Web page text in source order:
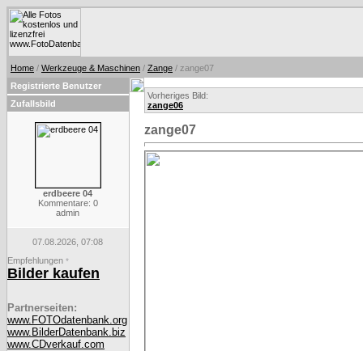
Home / Werkzeuge & Maschinen / Zange / zange07
Registrierte Benutzer
Zufallsbild
erdbeere 04
Kommentare: 0
admin
07.08.2026, 07:08
Empfehlungen *
Bilder kaufen
Partnerseiten:
www.FOTOdatenbank.org
www.BilderDatenbank.biz
www.CDverkauf.com
Vorheriges Bild:
zange06
zange07